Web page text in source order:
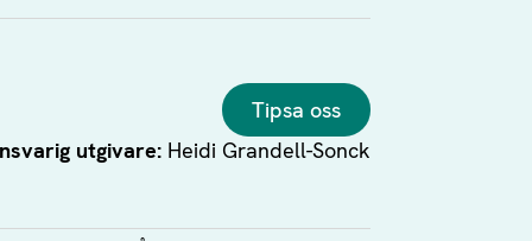
Tipsa oss
utgivare: Heidi Grandell-Sonck